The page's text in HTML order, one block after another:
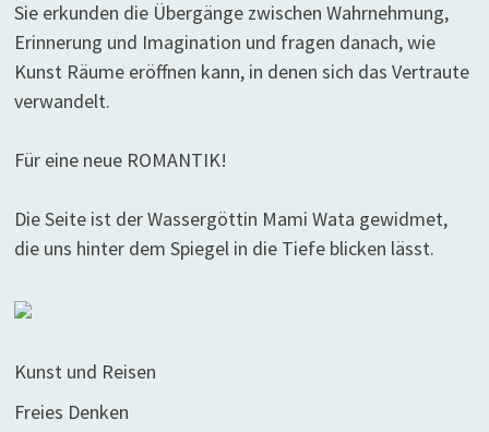
Sie erkunden die Übergänge zwischen Wahrnehmung,
Erinnerung und Imagination und fragen danach, wie
Kunst Räume eröffnen kann, in denen sich das Vertraute
verwandelt.
Für eine neue ROMANTIK!
Die Seite ist der Wassergöttin Mami Wata gewidmet,
die uns hinter dem Spiegel in die Tiefe blicken lässt.
Kunst und Reisen
Freies Denken